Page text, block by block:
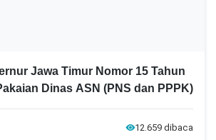
Jawa Timur Nomor 15 Tahun
Dinas ASN (PNS dan PPPK)
12.659 dibaca